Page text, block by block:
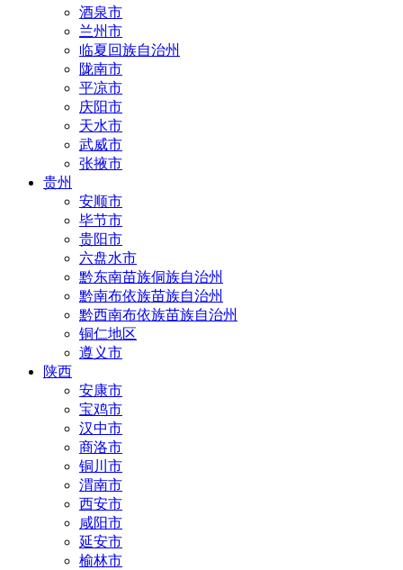
酒泉市
兰州市
临夏回族自治州
陇南市
平凉市
庆阳市
天水市
武威市
张掖市
贵州
安顺市
毕节市
贵阳市
六盘水市
黔东南苗族侗族自治州
黔南布依族苗族自治州
黔西南布依族苗族自治州
铜仁地区
遵义市
陕西
安康市
宝鸡市
汉中市
商洛市
铜川市
渭南市
西安市
咸阳市
延安市
榆林市